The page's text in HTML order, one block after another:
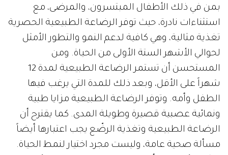
بمن في ذلك الأطفال المبتسرون، والمرضى، مع
استثناءات نادرة، حيث توفر الرضاعة الطبيعية الحصرية
تغذية مثالية، وهي كافية لدعم النمو والتطور الأمثل
لحوالي الأشهر الستة الأولى من الحياة. ومن
المستحسن أن تستمر الرضاعة الطبيعية لمدة 12
شهراً على الأقل، وبعد ذلك للمدة التي يرغب فيها
الطفل وأمه. وتوفر الرضاعة الطبيعية مزايا طبية
ونمائية عصبية قصيرة وطويلة المدى. كما يقترح أن
الرضاعة الطبيعية وتغذية الرضّع يجب اعتبارها أيضاً
مسألة صحية عامة، وليست مجرد اختيار لنمط الحياة.